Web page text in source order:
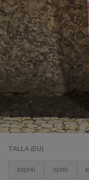
TALLA (EU)
XS(34) S(36)